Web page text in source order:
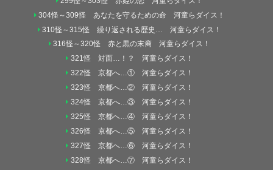
304怪～309怪 あなたを守るための命 河童らダイス！
310怪～315怪 繰り返される歴史… 河童らダイス！
316怪～320怪 赤と黒の末裔 河童らダイス！
321怪 対面…！？ 河童らダイス！
322怪 京都へ…① 河童らダイス！
323怪 京都へ…② 河童らダイス！
324怪 京都へ…③ 河童らダイス！
325怪 京都へ…④ 河童らダイス！
326怪 京都へ…⑤ 河童らダイス！
327怪 京都へ…⑥ 河童らダイス！
328怪 京都へ…⑦ 河童らダイス！